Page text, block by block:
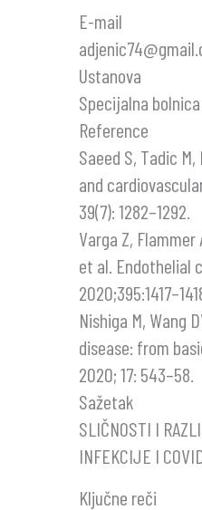
E-mail
Ustanova
Specijalna
Reference
Saeed S, Tadic
and
39(7): 1282–1292.
Varga Z,
et al. Endothelial
Nishiga M, Wang
disease: from
2020; 17: 543–58.
Sažetak
SLIČNOSTI I
INFEKCIJE I
Ključne reči